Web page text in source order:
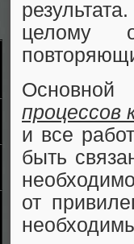
целому
процессов
и все
быть
от